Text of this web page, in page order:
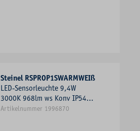
Steinel RSPROP1SWARMWEIß
LED-Sensorleuchte 9,4W
3000K 968lm ws Konv IP54
BWM Ø280x110mm
Artikelnummer 1996870